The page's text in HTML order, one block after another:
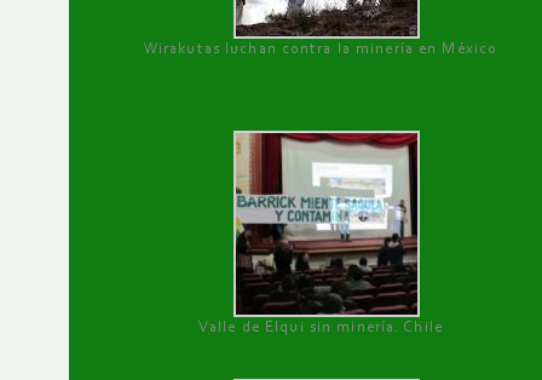
Wirakutas luchan contra la minería en México
Valle de Elqui sin minería. Chile